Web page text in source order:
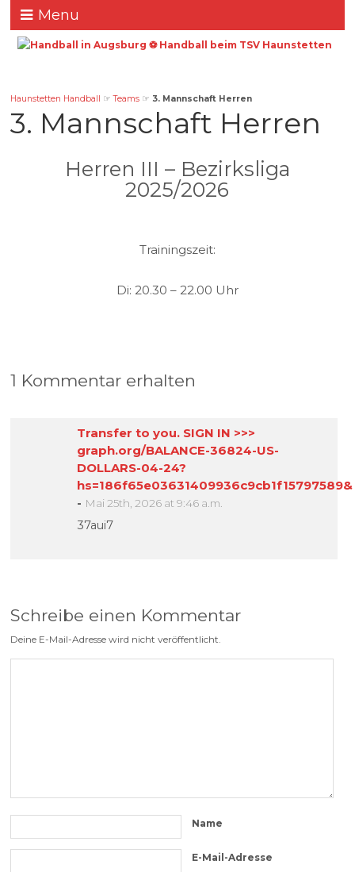
Menu
Haunstetten Handball ☞Teams ☞ 3. Mannschaft Herren
3. Mannschaft Herren
Herren III – Bezirksliga
2025/2026
Trainingszeit:
Di: 20.30 – 22.00 Uhr
1 Kommentar erhalten
Transfer to you. SIGN IN >>>
graph.org/BALANCE-36824-US-
DOLLARS-04-24?
hs=186f65e03631409936c9cb1f15797589&
- Mai 25th, 2026 at 9:46 a.m.
37aui7
Schreibe einen Kommentar
Deine E-Mail-Adresse wird nicht veröffentlicht.
Name
E-Mail-Adresse